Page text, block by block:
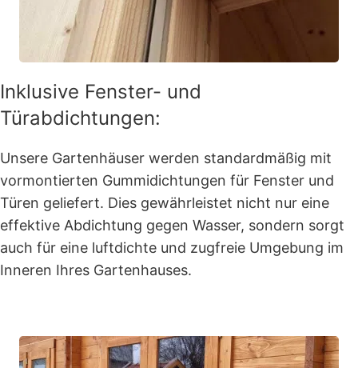
Inklusive Fenster- und
Türabdichtungen:
Unsere Gartenhäuser werden standardmäßig mit
vormontierten Gummidichtungen für Fenster und
Türen geliefert. Dies gewährleistet nicht nur eine
effektive Abdichtung gegen Wasser, sondern sorgt
auch für eine luftdichte und zugfreie Umgebung im
Inneren Ihres Gartenhauses.